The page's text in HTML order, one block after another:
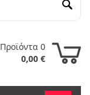
Προϊόντα 0
0,00 €